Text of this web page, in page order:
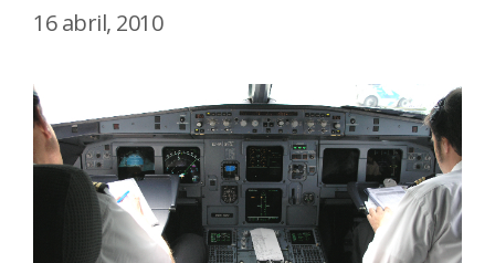
16 abril, 2010